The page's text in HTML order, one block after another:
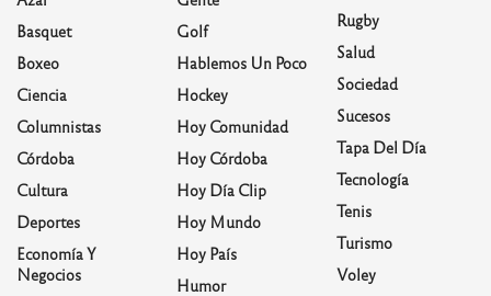
Basquet
Boxeo
Ciencia
Columnistas
Córdoba
Cultura
Deportes
Economía Y
Negocios
Golf
Hablemos Un Poco
Hockey
Hoy Comunidad
Hoy Córdoba
Hoy Día Clip
Hoy Mundo
Hoy País
Humor
Rugby
Salud
Sociedad
Sucesos
Tapa Del Día
Tecnología
Tenis
Turismo
Voley